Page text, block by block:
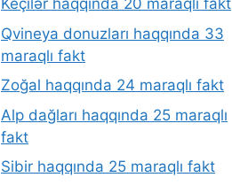
Keçilər haqqında 20 maraqlı fakt
Qvineya donuzları haqqında 33
maraqlı fakt
Zoğal haqqında 24 maraqlı fakt
Alp dağları haqqında 25 maraqlı
fakt
Sibir haqqında 25 maraqlı fakt